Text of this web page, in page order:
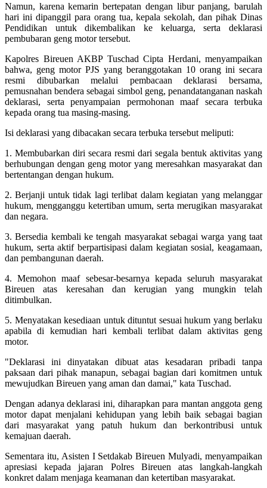
Namun, karena kemarin bertepatan dengan libur panjang, barulah
hari ini dipanggil para orang tua, kepala sekolah, dan pihak Dinas
Pendidikan untuk dikembalikan ke keluarga, serta deklarasi
pembubaran geng motor tersebut.
Kapolres Bireuen AKBP Tuschad Cipta Herdani, menyampaikan
bahwa, geng motor PJS yang beranggotakan 10 orang ini secara
resmi dibubarkan melalui pembacaan deklarasi bersama,
pemusnahan bendera sebagai simbol geng, penandatanganan naskah
deklarasi, serta penyampaian permohonan maaf secara terbuka
kepada orang tua masing-masing.
Isi deklarasi yang dibacakan secara terbuka tersebut meliputi:
1. Membubarkan diri secara resmi dari segala bentuk aktivitas yang
berhubungan dengan geng motor yang meresahkan masyarakat dan
bertentangan dengan hukum.
2. Berjanji untuk tidak lagi terlibat dalam kegiatan yang melanggar
hukum, mengganggu ketertiban umum, serta merugikan masyarakat
dan negara.
3. Bersedia kembali ke tengah masyarakat sebagai warga yang taat
hukum, serta aktif berpartisipasi dalam kegiatan sosial, keagamaan,
dan pembangunan daerah.
4. Memohon maaf sebesar-besarnya kepada seluruh masyarakat
Bireuen atas keresahan dan kerugian yang mungkin telah
ditimbulkan.
5. Menyatakan kesediaan untuk dituntut sesuai hukum yang berlaku
apabila di kemudian hari kembali terlibat dalam aktivitas geng
motor.
"Deklarasi ini dinyatakan dibuat atas kesadaran pribadi tanpa
paksaan dari pihak manapun, sebagai bagian dari komitmen untuk
mewujudkan Bireuen yang aman dan damai," kata Tuschad.
Dengan adanya deklarasi ini, diharapkan para mantan anggota geng
motor dapat menjalani kehidupan yang lebih baik sebagai bagian
dari masyarakat yang patuh hukum dan berkontribusi untuk
kemajuan daerah.
Sementara itu, Asisten I Setdakab Bireuen Mulyadi, menyampaikan
apresiasi kepada jajaran Polres Bireuen atas langkah-langkah
konkret dalam menjaga keamanan dan ketertiban masyarakat.